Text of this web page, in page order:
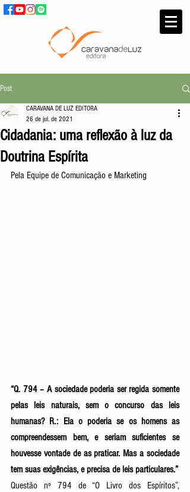
Post
Cidadania: uma reflexão à luz da
Doutrina Espírita
CARAVANA DE LUZ EDITORA
26 de jul. de 2021
Pela Equipe de Comunicação e Marketing
“Q. 794 – A sociedade poderia ser regida somente
pelas leis naturais, sem o concurso das leis
humanas? R.: Ela o poderia se os homens as
compreendessem bem, e seriam suficientes se
houvesse vontade de as praticar. Mas a sociedade
tem suas exigências, e precisa de leis particulares.”
Questão nº 794 de “O Livro dos Espíritos”,